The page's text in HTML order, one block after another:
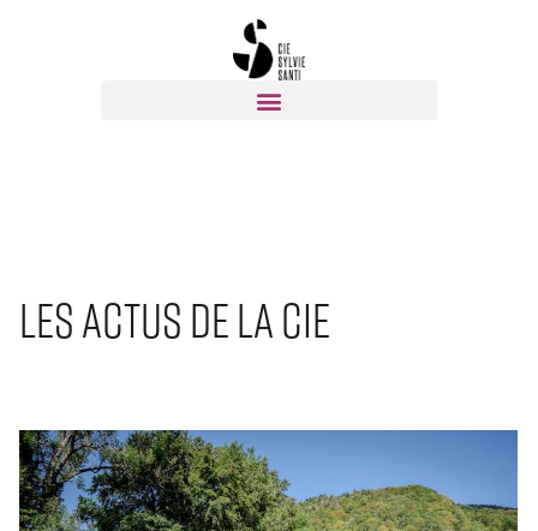
les actus de la cie